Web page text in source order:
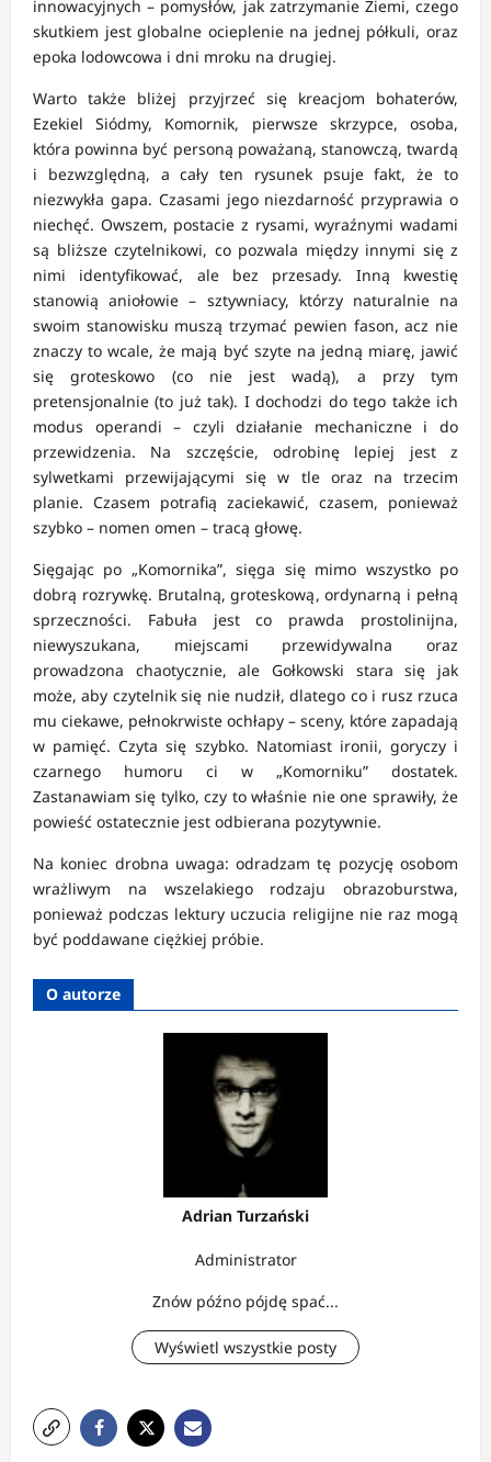
innowacyjnych – pomysłów, jak zatrzymanie Ziemi, czego
skutkiem jest globalne ocieplenie na jednej półkuli, oraz
epoka lodowcowa i dni mroku na drugiej.
Warto także bliżej przyjrzeć się kreacjom bohaterów,
Ezekiel Siódmy, Komornik, pierwsze skrzypce, osoba,
która powinna być personą poważaną, stanowczą, twardą
i bezwzględną, a cały ten rysunek psuje fakt, że to
niezwykła gapa. Czasami jego niezdarność przyprawia o
niechęć. Owszem, postacie z rysami, wyraźnymi wadami
są bliższe czytelnikowi, co pozwala między innymi się z
nimi identyfikować, ale bez przesady. Inną kwestię
stanowią aniołowie – sztywniacy, którzy naturalnie na
swoim stanowisku muszą trzymać pewien fason, acz nie
znaczy to wcale, że mają być szyte na jedną miarę, jawić
się groteskowo (co nie jest wadą), a przy tym
pretensjonalnie (to już tak). I dochodzi do tego także ich
modus operandi – czyli działanie mechaniczne i do
przewidzenia. Na szczęście, odrobinę lepiej jest z
sylwetkami przewijającymi się w tle oraz na trzecim
planie. Czasem potrafią zaciekawić, czasem, ponieważ
szybko – nomen omen – tracą głowę.
Sięgając po „Komornika”, sięga się mimo wszystko po
dobrą rozrywkę. Brutalną, groteskową, ordynarną i pełną
sprzeczności. Fabuła jest co prawda prostolinijna,
niewyszukana, miejscami przewidywalna oraz
prowadzona chaotycznie, ale Gołkowski stara się jak
może, aby czytelnik się nie nudził, dlatego co i rusz rzuca
mu ciekawe, pełnokrwiste ochłapy – sceny, które zapadają
w pamięć. Czyta się szybko. Natomiast ironii, goryczy i
czarnego humoru ci w „Komorniku” dostatek.
Zastanawiam się tylko, czy to właśnie nie one sprawiły, że
powieść ostatecznie jest odbierana pozytywnie.
Na koniec drobna uwaga: odradzam tę pozycję osobom
wrażliwym na wszelakiego rodzaju obrazoburstwa,
ponieważ podczas lektury uczucia religijne nie raz mogą
być poddawane ciężkiej próbie.
O autorze
Adrian Turzański
Administrator
Znów późno pójdę spać...
Wyświetl wszystkie posty